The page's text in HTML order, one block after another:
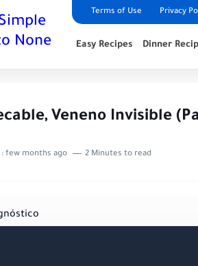
Terms of Use Privacy
Easy Recipes Dinner
Veneno Invisible
few months ago 2 Minutes to read